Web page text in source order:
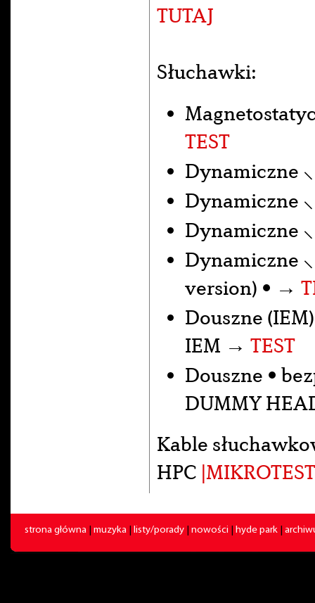
TUTAJ
Słuchawki:
TEST
Dynamiczne
Dynamiczne
Dynamiczne
Dynamiczne
version) • →
Douszne
IEM → TEST
Douszne •
DUMMY
Kable
HPC
strona główna muzyka listy/porady nowości hyde park